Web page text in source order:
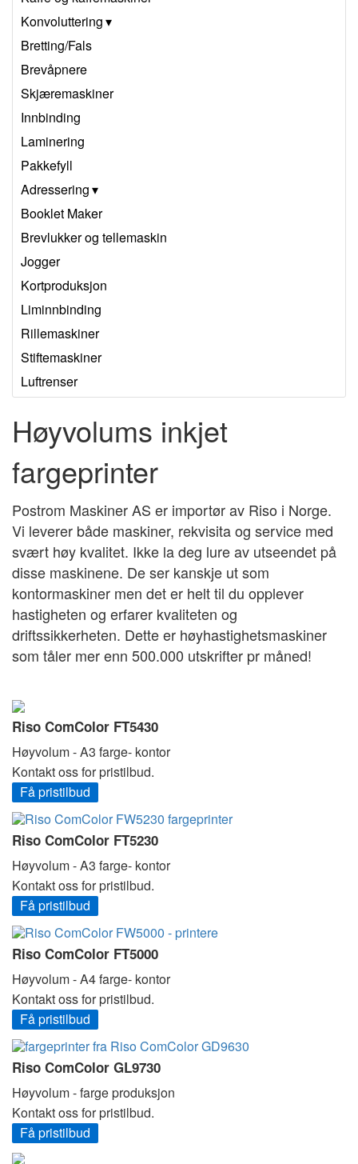
Konvoluttering
Bretting/Fals
Brevåpnere
Skjæremaskiner
Innbinding
Laminering
Pakkefyll
Adressering
Booklet Maker
Brevlukker og tellemaskin
Jogger
Kortproduksjon
Liminnbinding
Rillemaskiner
Stiftemaskiner
Luftrenser
Høyvolums inkjet
fargeprinter
Postrom Maskiner AS er importør av Riso i Norge.
Vi leverer både maskiner, rekvisita og service med
svært høy kvalitet. Ikke la deg lure av utseendet på
disse maskinene. De ser kanskje ut som
kontormaskiner men det er helt til du opplever
hastigheten og erfarer kvaliteten og
driftssikkerheten. Dette er høyhastighetsmaskiner
som tåler mer enn 500.000 utskrifter pr måned!
Riso ComColor FT5430
Høyvolum - A3 farge- kontor
Kontakt oss for pristilbud.
Få pristilbud
Riso ComColor FT5230
Høyvolum - A3 farge- kontor
Kontakt oss for pristilbud.
Få pristilbud
Riso ComColor FT5000
Høyvolum - A4 farge- kontor
Kontakt oss for pristilbud.
Få pristilbud
Riso ComColor GL9730
Høyvolum - farge produksjon
Kontakt oss for pristilbud.
Få pristilbud